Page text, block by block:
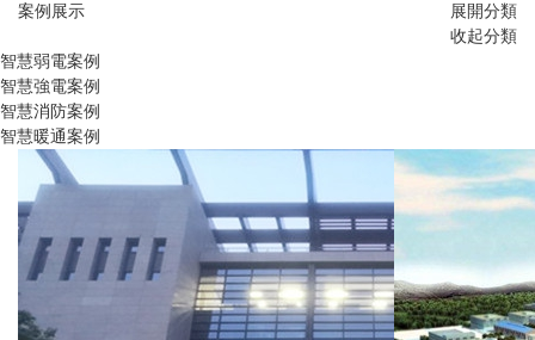
案例展示
展開分類
收起分類
智慧弱電案例
智慧強電案例
智慧消防案例
智慧暖通案例